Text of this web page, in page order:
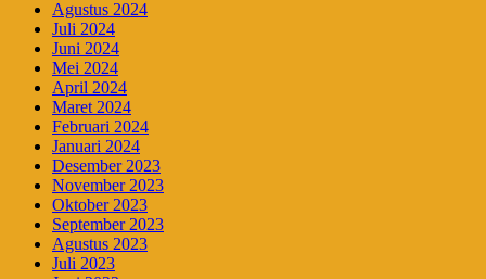
Agustus 2024
Juli 2024
Juni 2024
Mei 2024
April 2024
Maret 2024
Februari 2024
Januari 2024
Desember 2023
November 2023
Oktober 2023
September 2023
Agustus 2023
Juli 2023